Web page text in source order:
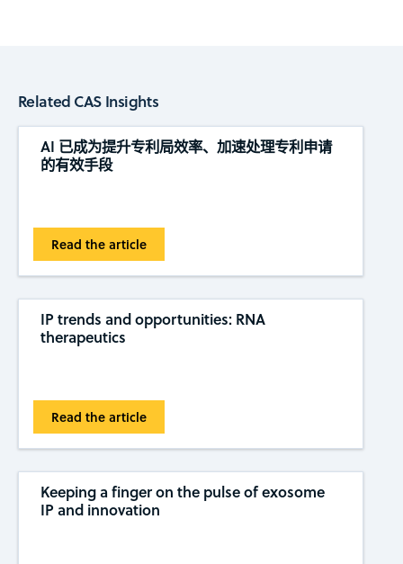
Related CAS Insights
AI 已成为提升专利局效率、加速处理专利申请
的有效手段
Read the article
IP trends and opportunities: RNA
therapeutics
Read the article
Keeping a finger on the pulse of exosome
IP and innovation